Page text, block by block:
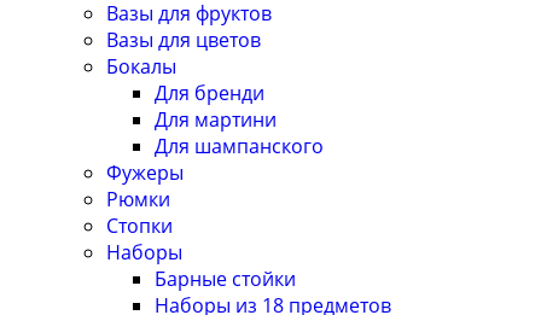
Вазы для фруктов
Вазы для цветов
Бокалы
Для бренди
Для мартини
Для шампанского
Фужеры
Рюмки
Стопки
Наборы
Барные стойки
Наборы из 18 предметов